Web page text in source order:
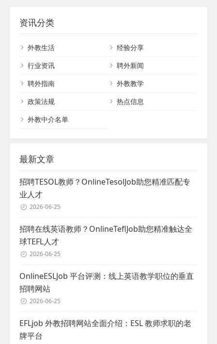
源优势，为客户提供全方位、个性化的服
务，助力客户实现国际化的人才发展战略。...
们可以更快速地适应和了解中国，顺利融入并过上安居乐业的生
活。凭借在涉外教育交流领域的多年经验，我们累积了丰富的境
列专业的外教在线课程，旨在满足国内客户多样化的需求。我们
始终致力于提供最优质的服务，以满足客户在引进外籍人才方面
的各种需求。...
资讯分类
外教生活
经验分享
行业资讯
聘外新闻
聘外指南
外教教学
政策法规
热点信息
外教中介名单
最新文章
招聘TESOL教师？OnlineTesolJob助您精准匹配专
业人才
2026-06-25
招聘在线英语教师？OnlineTeflJob助您精准触达全
球TEFL人才
2026-06-25
OnlineESLJob 平台评测：线上英语教学职位的垂直
招聘网站
2026-06-25
EFLjob 外教招聘网站全面介绍：ESL 教师求职的老
牌平台